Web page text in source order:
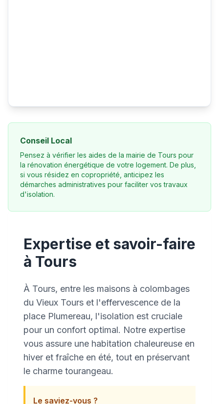
Expertise et savoir-faire
à Tours
À Tours, entre les maisons à colombages
du Vieux Tours et l'effervescence de la
place Plumereau, l'isolation est cruciale
pour un confort optimal. Notre expertise
vous assure une habitation chaleureuse en
hiver et fraîche en été, tout en préservant
le charme tourangeau.
Le saviez-vous ?
Conseil Local
Pensez à vérifier les aides de la mairie de Tours pour
la rénovation énergétique de votre logement. De plus,
si vous résidez en copropriété, anticipez les
démarches administratives pour faciliter vos travaux
d'isolation.